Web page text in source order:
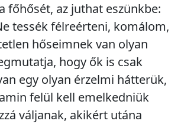
főhősét, az juthat eszünkbe:
tessék félreérteni, komálom,
hőseimnek van olyan
hogy ők is csak
egy olyan érzelmi hátterük,
felül kell emelkedniük
váljanak, akikért utána